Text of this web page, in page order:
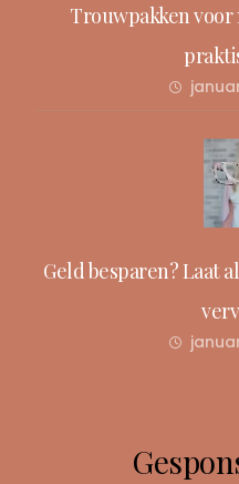
Trouwpakken voor
Geld besparen? Laat